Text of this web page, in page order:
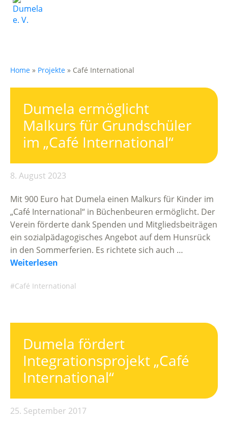
Home » Projekte » Café International
Dumela ermöglicht
Malkurs für Grundschüler
im „Café International“
8. August 2023
Mit 900 Euro hat Dumela einen Malkurs für Kinder im
„Café International“ in Büchenbeuren ermöglicht. Der
Verein förderte dank Spenden und Mitgliedsbeiträgen
ein sozialpädagogisches Angebot auf dem Hunsrück
in den Sommerferien. Es richtete sich auch …
Weiterlesen
Café International
Dumela fördert
Integrationsprojekt „Café
International“
25. September 2017